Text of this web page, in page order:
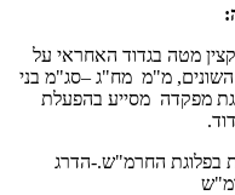
קצין מטה בגדוד האחראי על
מ"מ מח"ג –סג"מ בני
מפקדה מסייע בהפעלת
ואחת בפלוגת החרמ"ש.-הדרג